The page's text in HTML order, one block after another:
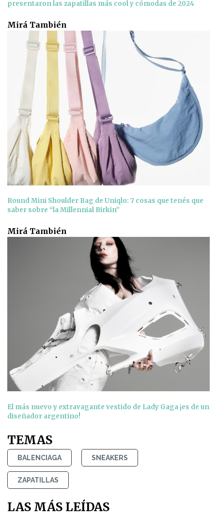
presentaron las zapatillas más cool y cómodas de 2024
Mirá También
Round Mini Shoulder Bag de Uniqlo: 7 cosas que tenés que
saber sobre “la Millennial Birkin”
Mirá También
El más nuevo y extravagante vestido de Lady Gaga ¡es de un
diseñador argentino!
TEMAS
BALENCIAGA SNEAKERS
ZAPATILLAS
LAS MÁS LEÍDAS